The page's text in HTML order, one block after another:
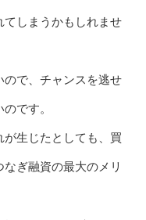
てしまうかもしれませ
ので、チャンスを逃せ
です。
が生じたとしても、買
ぎ融資の最大のメリ